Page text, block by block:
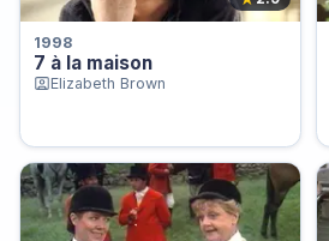
1998
7 à la maison
Elizabeth Brown